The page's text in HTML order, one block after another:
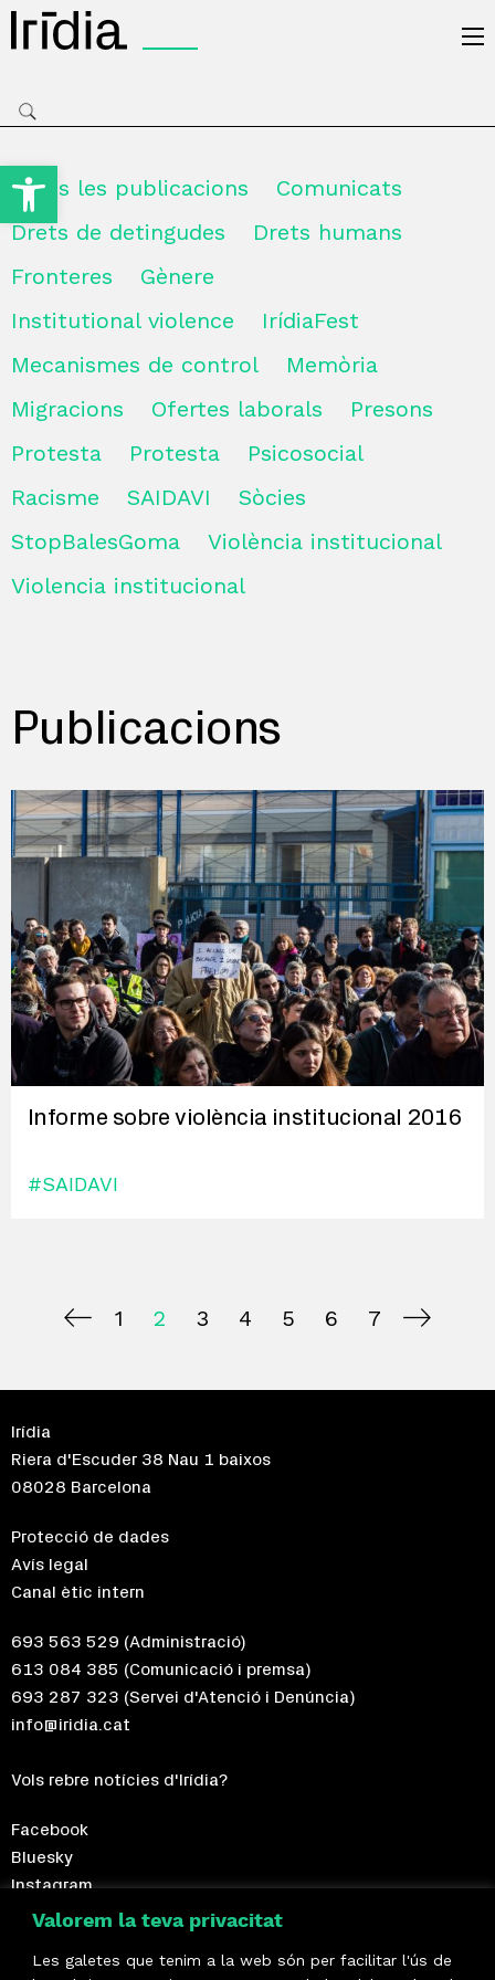
Obre la barra d'eines
Valorem la teva privacitat
Les galetes que tenim a la web són per facilitar l'ús de
Totes les publicacions
Comunicats
Drets de detingudes
Drets humans
Fronteres
Gènere
Institutional violence
IrídiaFest
Mecanismes de control
Memòria
Migracions
Ofertes laborals
Presons
Protesta
Protesta
Psicosocial
Racisme
SAIDAVI
Sòcies
StopBalesGoma
Violència institucional
Violencia institucional
Publicacions
Informe sobre violència institucional 2016
#SAIDAVI
1 2 3 4 5 6 7
Irídia
Riera d'Escuder 38 Nau 1 baixos
08028 Barcelona
Protecció de dades
Avís legal
Canal ètic intern
693 563 529 (Administració)
613 084 385 (Comunicació i premsa)
693 287 323 (Servei d'Atenció i Denúncia)
info@iridia.cat
Vols rebre notícies d'Irídia?
Facebook
Bluesky
Instagram
Telegram
Fes-te sòcia!